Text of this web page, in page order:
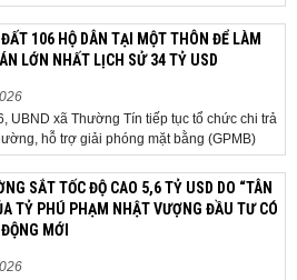
tư công, hoàn thiện mô hình chính quyền
2 cấp, phát triển nhà ở xã hội và xử lý các
về cơ chế, chính...
106 HỘ DÂN TẠI MỘT THÔN ĐỂ LÀM
LỚN NHẤT LỊCH SỬ 34 TỶ USD
UBND xã Thường Tín tiếp tục tổ chức chi trả
hỗ trợ giải phóng mặt bằng (GPMB)
gia đình, cá nhân thuộc diện thu hồi đất để
án Khu đô thị thể thao Quốc tế Hà Nội trên
Nhuệ Giang. Trong...
SẮT TỐC ĐỘ CAO 5,6 TỶ USD DO “TÂN
TỶ PHÚ PHẠM NHẬT VƯỢNG ĐẦU TƯ CÓ
MỚI